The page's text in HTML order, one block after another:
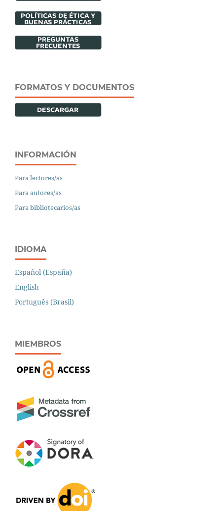
FORMATOS Y DOCUMENTOS
INFORMACIÓN
Para lectores/as
Para autores/as
Para bibliotecarios/as
IDIOMA
Español (España)
English
Português (Brasil)
MIEMBROS